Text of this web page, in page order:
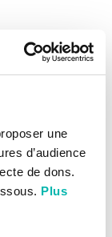
une
d’audience
de dons.
Plus